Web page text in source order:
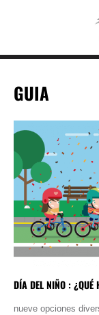
GUIA
DÍA DEL NIÑO : ¿QUÉ
nueve opciones